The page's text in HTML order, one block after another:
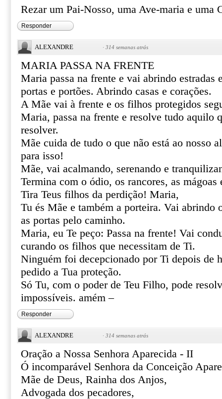
Rezar um Pai-Nosso, uma Ave-maria e uma
Responder
ALEXANDRE · 314 semanas atrás
MARIA PASSA NA FRENTE
Maria passa na frente e vai abrindo estradas
portas e portões. Abrindo casas e corações.
A Mãe vai à frente e os filhos protegidos
Maria, passa na frente e resolve tudo aquilo
resolver.
Mãe cuida de tudo o que não está ao nosso
para isso!
Mãe, vai acalmando, serenando e
Termina com o ódio, os rancores, as mágoas
Tira Teus filhos da perdição! Maria,
Tu és Mãe e também a porteira. Vai abrindo
as portas pelo caminho.
Maria, eu Te peço: Passa na frente! Vai
curando os filhos que necessitam de Ti.
Ninguém foi decepcionado por Ti depois de
pedido a Tua proteção.
Só Tu, com o poder de Teu Filho, pode
impossíveis. amém –
Responder
ALEXANDRE · 314 semanas atrás
Oração a Nossa Senhora Aparecida - II
Ó incomparável Senhora da Conceição
Mãe de Deus, Rainha dos Anjos,
Advogada dos pecadores,